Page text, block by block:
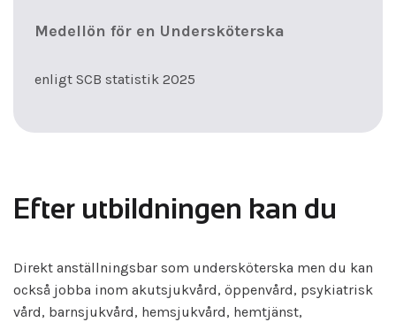
Medellön för en Undersköterska
enligt SCB statistik 2025
Efter utbildningen kan du
Direkt anställningsbar som undersköterska men du kan
också jobba inom akutsjukvård, öppenvård, psykiatrisk
vård, barnsjukvård, hemsjukvård, hemtjänst,